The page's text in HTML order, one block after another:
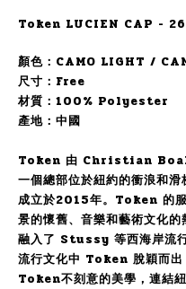
Token LUCIEN CAP -
顏色：CAMO LIGHT /
尺寸：Free
材質：100% Polyester
產地：中國
Token 由 Christian
一個總部位於紐約的衝浪和滑
成立於2015年。Token 的
景的懷舊、音樂和藝術文化的
融入了 Stussy 等西海岸流
流行文化中 Token 脫穎而出
Token不刻意的美學，連結